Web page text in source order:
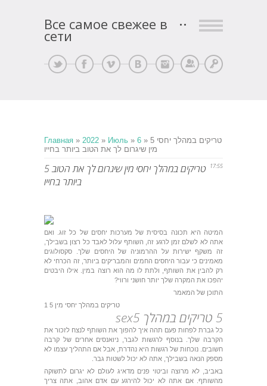
Все самое свежее в
сети
Регистрация
Главная » 2022 » Июль » 6 » 5 טריקים במהלך יחסי
מין שיגרום לך את הטוב ביותר בחייו
17:55
5 טריקים במהלך יחסי מין שיגרום לך את הטוב
ביותר בחייו
המיטה היא תכונה בסיסית של מערכות יחסים של כל זוג. ואם
אתה לא לשלם זמן לרגע זה, השותף עלול לאבד כל רצון בשבילך,
זה משקף ישירות על ההרמוניה של היחסים שלך. סקסולוגים
מאמינים כי עבור היחסים החמים והמבריקים ביותר, זה הכרחי לא
רק להבין את השותף, ולתת לו מה הוא רוצה במין. אילו היבטים
יהפכו את המקרה שלך יותר חושני ורווי?
התוכן של המאמר
1 5 טריקים במהלך יחסי מין
5 טריקים במהלך sex5
כל גברת לפחות פעם תהה איך להפוך את השותף לנצח לזכור את
הקרבה שלך. בנוסף לרגשות לגבר, ניואנסים אחרים של קרבה
חשובים. נוכחות של רגשות היא נהדרת, אבל אם התהליך עצמו לא
מספק הנאה בשבילך, אתה לא יכול לשטות גבר.
באביב, לא מרוצה וביטוי פנים מדאיג לעולם לא יגרום לתשוקה
מהשותף. אם אתה לא יכול להירגע עם אדם אהוב, אתה צריך